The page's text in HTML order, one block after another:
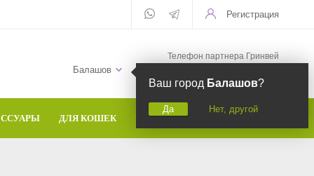
Регистрация
Балашов
Ваш город Балашов?
Да Нет, другой
Телефон партнера Гринвей
ДЛЯ КОШЕК БРЕНДЫ